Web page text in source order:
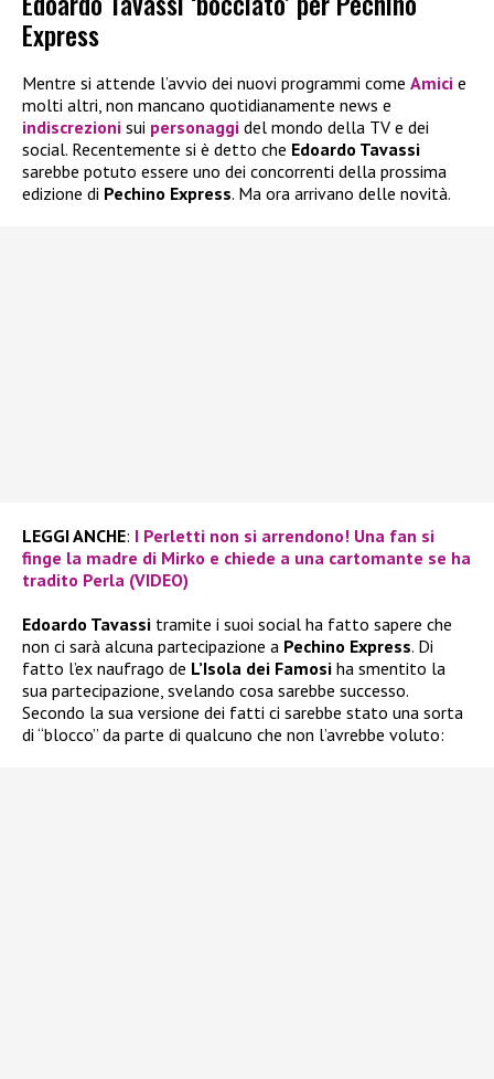
Express
Mentre si attende l’avvio dei nuovi programmi come Amici e
molti altri, non mancano quotidianamente news e
indiscrezioni sui personaggi del mondo della TV e dei
social. Recentemente si è detto che Edoardo Tavassi
sarebbe potuto essere uno dei concorrenti della prossima
edizione di Pechino Express. Ma ora arrivano delle novità.
LEGGI ANCHE: I Perletti non si arrendono! Una fan si
finge la madre di Mirko e chiede a una cartomante se ha
tradito Perla (VIDEO)
Edoardo Tavassi tramite i suoi social ha fatto sapere che
non ci sarà alcuna partecipazione a Pechino Express. Di
fatto l’ex naufrago de L’Isola dei Famosi ha smentito la
sua partecipazione, svelando cosa sarebbe successo.
Secondo la sua versione dei fatti ci sarebbe stato una sorta
di “blocco” da parte di qualcuno che non l’avrebbe voluto: